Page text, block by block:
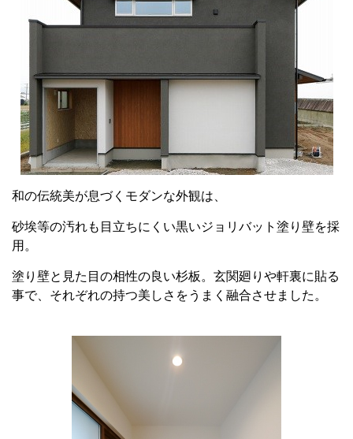
和の伝統美が息づくモダンな外観は、
砂埃等の汚れも目立ちにくい黒いジョリバット塗り壁を採
用。
塗り壁と見た目の相性の良い杉板。玄関廻りや軒裏に貼る
事で、それぞれの持つ美しさをうまく融合させました。